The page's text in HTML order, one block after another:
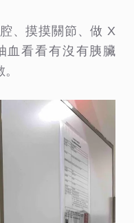
、摸摸關節、做 X
血看看有沒有胰臟